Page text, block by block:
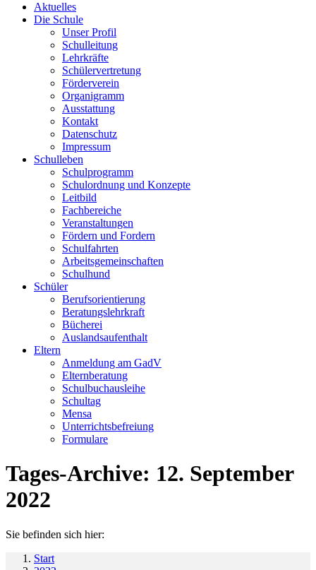
Aktuelles
Die Schule
Unser Profil
Schulleitung
Lehrkräfte
Schülervertretung
Förderverein
Organigramm
Ausstattung
Kontakt
Datenschutz
Impressum
Schulleben
Schulprogramm
Schulordnung und Konzepte
Leitbild
Fachbereiche
Veranstaltungen
Fördern und Fordern
Schulfahrten
Arbeitsgemeinschaften
Schulhund
Schüler
Berufsorientierung
Beratungslehrkraft
Bücherei
Auslandsaufenthalt
Eltern
Anmeldung am GadV
Elternberatung
Schulbuchausleihe
Schultag
Mensa
Unterrichtsbefreiung
Formulare
Tages-Archive: 12. September
2022
Sie befinden sich hier:
Start